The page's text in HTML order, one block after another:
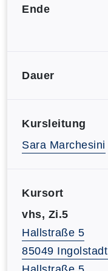
Ende
Dauer
Kursleitung
Sara Marchesini
Kursort
vhs, Zi.5
Hallstraße 5
85049 Ingolstadt